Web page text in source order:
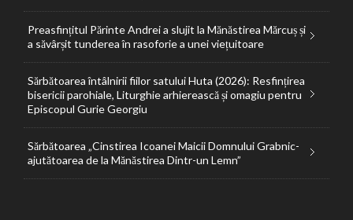
Preasfințitul Părinte Andrei a slujit la Mănăstirea Mărcuș și
a săvârșit tunderea în rasoforie a unei viețuitoare
Sărbătoarea întâlnirii fiilor satului Huta (2026): Resfințirea
bisericii parohiale, Liturghie arhierească și omagiu pentru
Episcopul Gurie Georgiu
Sărbătoarea „Cinstirea Icoanei Maicii Domnului Grabnic-
ajutătoarea de la Mănăstirea Dintr-un Lemn”